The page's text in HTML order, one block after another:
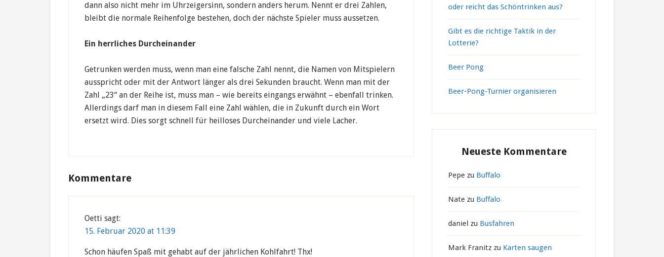
dann also nicht mehr im Uhrzeigersinn, sondern anders herum. Nennt er drei Zahlen,
bleibt die normale Reihenfolge bestehen, doch der nächste Spieler muss aussetzen.
Ein herrliches Durcheinander
Getrunken werden muss, wenn man eine falsche Zahl nennt, die Namen von Mitspielern
ausspricht oder mit der Antwort länger als drei Sekunden braucht. Wenn man mit der
Zahl „23“ an der Reihe ist, muss man – wie bereits eingangs erwähnt – ebenfall trinken.
Allerdings darf man in diesem Fall eine Zahl wählen, die in Zukunft durch ein Wort
ersetzt wird. Dies sorgt schnell für heilloses Durcheinander und viele Lacher.
Reader
Kommentare
Oetti sagt:
15. Februar 2020 at 11:39
Schon häufen Spaß mit gehabt auf der jährlichen Kohlfahrt! Thx!
oder reicht das Schöntrinken aus?
Gibt es die richtige Taktik in der
Lotterie?
Beer Pong
Beer-Pong-Turnier organisieren
Neueste Kommentare
Pepe zu Buffalo
Nate zu Buffalo
daniel zu Busfahren
Mark Franitz zu Karten saugen